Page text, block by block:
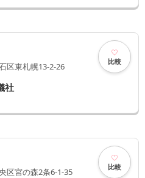
区東札幌13-2-26 比較
社
区宮の森2条6-1-35 比較